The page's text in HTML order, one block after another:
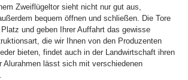
Zweiflügeltor sieht nicht nur gut aus,
bequem öffnen und schließen. Die Tore
und geben Ihrer Auffahrt das gewisse
die wir Ihnen von den Produzenten
bieten, findet auch in der Landwirtschaft ihren
Alurahmen lässt sich mit verschiedenen